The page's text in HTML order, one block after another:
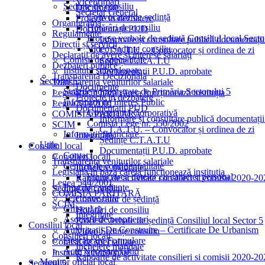
Ședințe de consiliu
Convocator de ședință
Hotărâri de consiliu
Procese verbale de ședință Consiliul local
Video Ședințe consiliu
Comisii de specialitate
Institutii subordonate
Sectorul 5
Străzile administrate de Primăria Sectorului 5
Informații de Interes Public
Guvernanță Corporativă
Comisia Lege nr. 550/2002
Informații financiare
Utile
Contact
Centrul de confidențialitate
Prelucrarea datelor cu caracter personal
Program audiențe
Telefoane utile
Ghișeul.ro
Asociații de proprietari
Autorizații De Construire – Certificate De Urbanism
Descărcare Formulare
Acte Necesare/Ghid
Monitor oficial local
Documente
Proiecte in dezbatere
Documentații PUD
Informare și consultare publică
C.T.A.T.U. – Convocator și ordinea de zi
Ședințe C.T.A.T.U
Documentații P.U.D. aprobate
Transparența veniturilor salariale
Legislația în baza căreia funcționează instituția
Legea 544/2001
COMISIA PARITARĂ
SCIM
Integritate
Consiliul local
Consilieri locali
Incheiere mandate
Rapoarte de activitate consilieri si comisii 2020-
Ședințe de consiliu
Convocator de ședință
Hotărâri de consiliu
Procese verbale de ședință Consiliul local Sector 5
Video Ședințe consiliu
Comisii de specialitate
Institutii subordonate
Secretar General
Organigrama
Regulamente
Direcții și servicii
Declarații de avere și interese salariați
Dezbateri publice
Transparență Decizională
Documente
Proiecte in dezbatere
Documentații PUD
Informare și consultare publică
C.T.A.T.U. – Convocator și ordinea de zi
Ședințe C.T.A.T.U
Documentații P.U.D. aprobate
Transparența veniturilor salariale
Legislația în baza căreia funcționează instituția
Legea 544/2001
COMISIA PARITARĂ
SCIM
Integritate
Consiliul local
Consilieri locali
Incheiere mandate
Rapoarte de activitate consilieri si comisii 2020-